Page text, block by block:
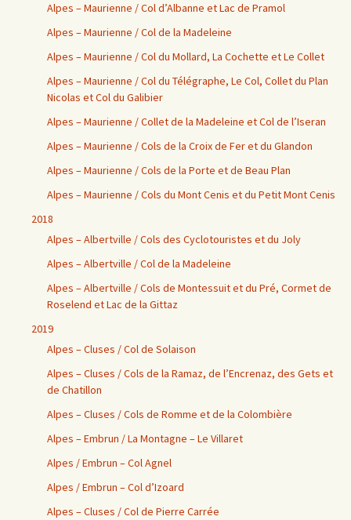
Alpes – Maurienne / Col d’Albanne et Lac de Pramol
Alpes – Maurienne / Col de la Madeleine
Alpes – Maurienne / Col du Mollard, La Cochette et Le Collet
Alpes – Maurienne / Col du Télégraphe, Le Col, Collet du Plan
Nicolas et Col du Galibier
Alpes – Maurienne / Collet de la Madeleine et Col de l’Iseran
Alpes – Maurienne / Cols de la Croix de Fer et du Glandon
Alpes – Maurienne / Cols de la Porte et de Beau Plan
Alpes – Maurienne / Cols du Mont Cenis et du Petit Mont Cenis
2018
Alpes – Albertville / Cols des Cyclotouristes et du Joly
Alpes – Albertville / Col de la Madeleine
Alpes – Albertville / Cols de Montessuit et du Pré, Cormet de
Roselend et Lac de la Gittaz
2019
Alpes – Cluses / Col de Solaison
Alpes – Cluses / Cols de la Ramaz, de l’Encrenaz, des Gets et
de Chatillon
Alpes – Cluses / Cols de Romme et de la Colombière
Alpes – Embrun / La Montagne – Le Villaret
Alpes / Embrun – Col Agnel
Alpes / Embrun – Col d’Izoard
Alpes – Cluses / Col de Pierre Carrée